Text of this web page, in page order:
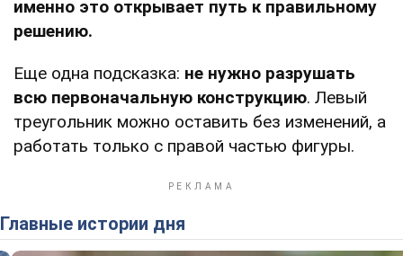
именно это открывает путь к правильному
решению.
Еще одна подсказка: не нужно разрушать
всю первоначальную конструкцию. Левый
треугольник можно оставить без изменений, а
работать только с правой частью фигуры.
Главные истории дня